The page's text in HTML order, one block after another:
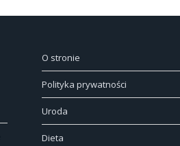
O stronie
Polityka prywatności
Uroda
Dieta